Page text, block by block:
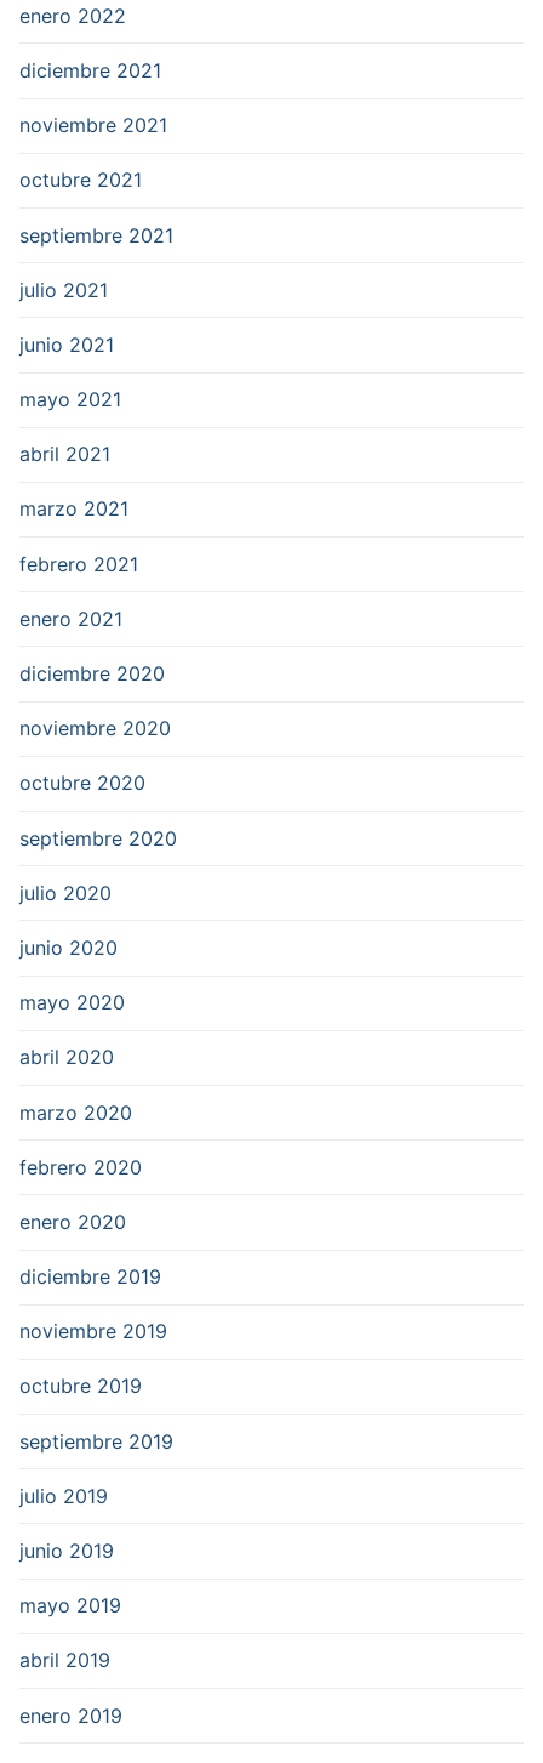
enero 2022
diciembre 2021
noviembre 2021
octubre 2021
septiembre 2021
julio 2021
junio 2021
mayo 2021
abril 2021
marzo 2021
febrero 2021
enero 2021
diciembre 2020
noviembre 2020
octubre 2020
septiembre 2020
julio 2020
junio 2020
mayo 2020
abril 2020
marzo 2020
febrero 2020
enero 2020
diciembre 2019
noviembre 2019
octubre 2019
septiembre 2019
julio 2019
junio 2019
mayo 2019
abril 2019
enero 2019